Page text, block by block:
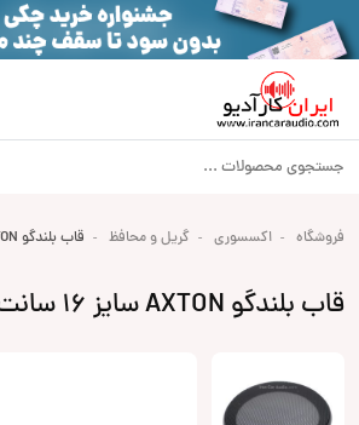
فروشگاه اکسسوری گریل و محافظ قاب بلندگو AXTON سایز 16 سانت
قاب بلندگو AXTON سایز 16 سانت